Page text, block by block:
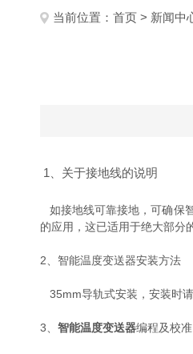
当前位置： 首页 > 新闻中
1、关于接地线的说明
如接地线可靠接地，可确保
的应用，这已适用于绝大部分
2、智能温度变送器安装方法
35mm导轨式安装，安装时
3、 智能温度变送器编程及校准